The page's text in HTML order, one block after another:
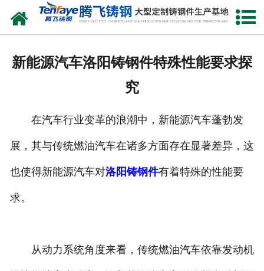
网站首页
生产能力
新能源汽车洛阳铸钢件特殊性能要求探
究
在汽车行业变革的浪潮中，新能源汽车蓬勃发
展，其与传统燃油汽车在诸多方面存在显著差异，这
也使得新能源汽车对洛阳铸钢件有着特殊的性能要
求。
从动力系统角度来看，传统燃油汽车依靠发动机